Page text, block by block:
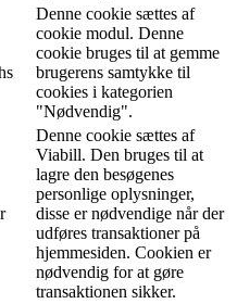
Denne cookie sættes af
cookie modul. Denne
cookie bruges til at gemme
brugerens samtykke til
cookies i kategorien
"Nødvendig".
Denne cookie sættes af
Viabill. Den bruges til at
lagre den besøgenes
personlige oplysninger,
disse er nødvendige når der
udføres transaktioner på
hjemmesiden. Cookien er
nødvendig for at gøre
transaktionen sikker.